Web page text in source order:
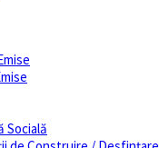
Socială